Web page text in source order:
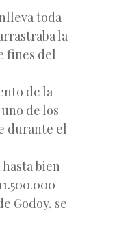
toda
la
fines del
de la
de los
durante el
bien
Godoy, se